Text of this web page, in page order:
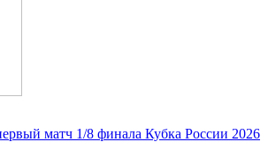
матч 1/8 финала Кубка России 2026